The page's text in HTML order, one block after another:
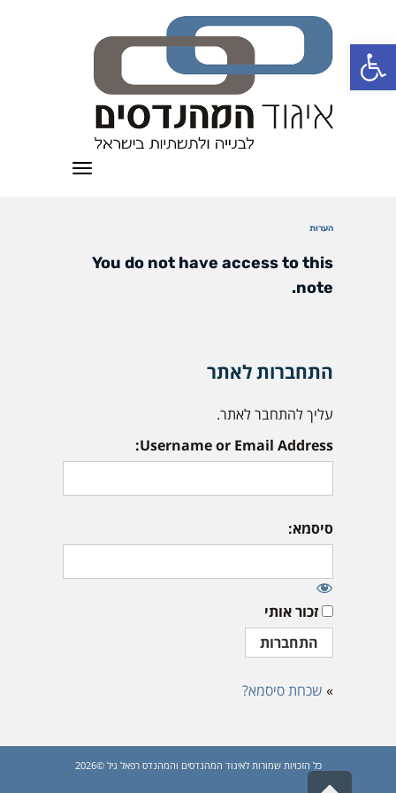
פתח סרגל נגישות
תפריט
הערות
You do not have access to this
note.
התחברות לאתר
עליך להתחבר לאתר.
Username or Email Address:
סיסמא:
זכור אותי
» שכחת סיסמא?
כל הזכויות שמורות לאיגוד המהנדסים והמהנדס רפאל גיל ©2026